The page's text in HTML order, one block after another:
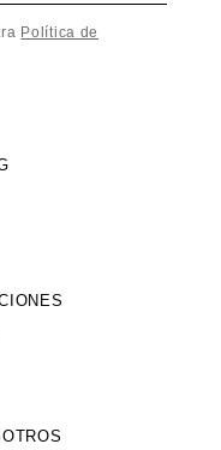
Política de